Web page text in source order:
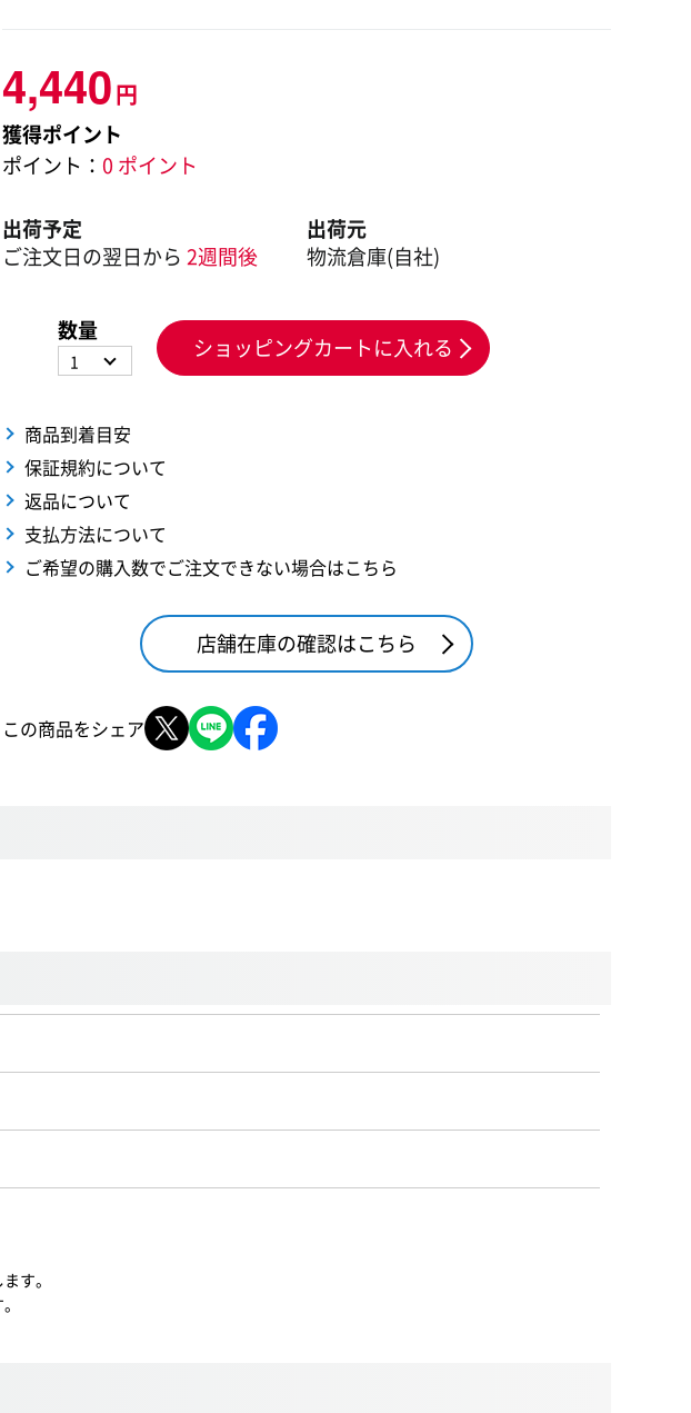
4,440円
獲得ポイント
ポイント： 0 ポイント
出荷予定
ご注文日の翌日から 2週間後
出荷元
物流倉庫(自社)
数量
1 ショッピングカートに入れる
商品到着目安
保証規約について
返品について
支払方法について
ご希望の購入数でご注文できない場合はこちら
店舗在庫の確認はこちら
この商品をシェア
す。